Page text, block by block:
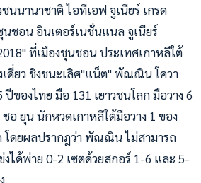
นนานาชาติ ไอทีเอฟ จูเนียร์ เกรด
นชอน อินเตอร์เนชั่นแนล จูเนียร์
ที่เมืองชุนชอน ประเทศเกาหลีใต้
ดี่ยว ชิงชนะเลิศ"แน็ต" พัณณิน โควา
ของไทย มือ 131 เยาวชนโลก มือวาง 6
อ ยุน นักหวดเกาหลีใต้มือวาง 1 ของ
โดยผลปรากฎว่า พัณณิน ไม่สามารถ
ได้พ่าย 0-2 เซตด้วยสกอร์ 1-6 และ 5-